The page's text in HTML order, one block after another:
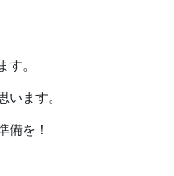
。
ます。
備を！